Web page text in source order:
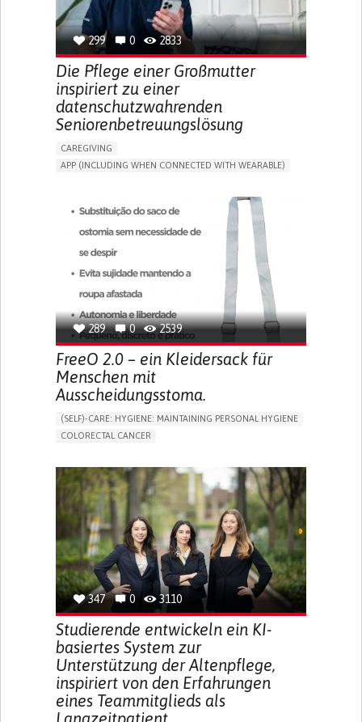
SPAIN
299 0 2833
Die Pflege einer Großmutter
inspiriert zu einer
datenschutzwahrenden
Seniorenbetreuungslösung
CAREGIVING
APP (INCLUDING WHEN CONNECTED WITH WEARABLE)
ASSISTIVE DAILY LIFE DEVICE (TO HELP ADL)
PROMOTING SELF-MANAGEMENT
PREVENTING (VACCINATION, PROTECTION, FALLS,
CAREGIVING SUPPORT
GENERAL AND FAMILY MEDICINE
MOBILITY ISSUES
CAREGIVER SUPPORT
SOLUTIONS FOR DISABLED PEOPLE
INDIA
289 0 2539
FreeO 2.0 – ein Kleidersack für
Menschen mit
Ausscheidungsstoma.
(SELF)-CARE: HYGIENE: MAINTAINING PERSONAL HYGIENE
COLORECTAL CANCER
PROMOTING SELF-MANAGEMENT
GASTROENTEROLOGY
MEDICAL ONCOLOGY
PORTUGAL
347 0 3110
Studierende entwickeln ein KI-
basiertes System zur
Unterstützung der Altenpflege,
inspiriert von den Erfahrungen
eines Teammitglieds als